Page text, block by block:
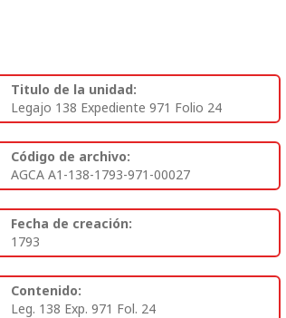
Titulo de la unidad:
Legajo 138 Expediente 971 Folio 24
Código de archivo:
AGCA A1-138-1793-971-00027
Fecha de creación:
1793
Contenido:
Leg. 138 Exp. 971 Fol. 24